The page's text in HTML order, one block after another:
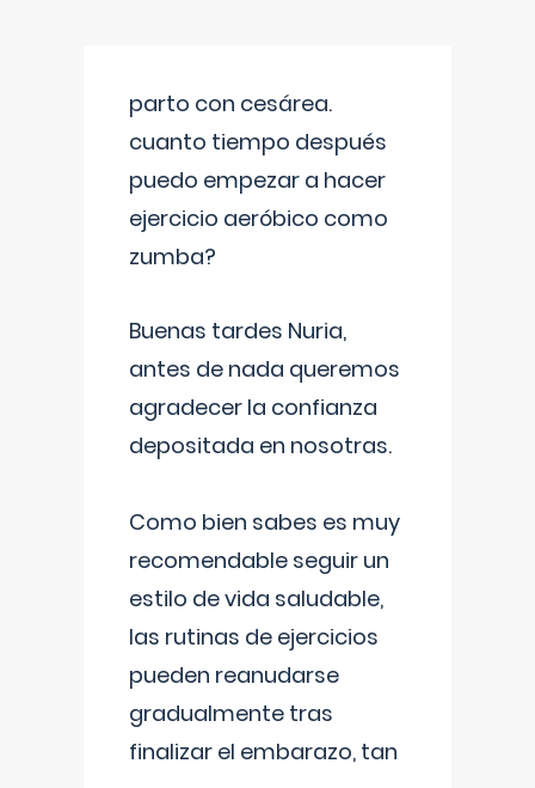
parto con cesárea.
cuanto tiempo después
puedo empezar a hacer
ejercicio aeróbico como
zumba?
Buenas tardes Nuria,
antes de nada queremos
agradecer la confianza
depositada en nosotras.
Como bien sabes es muy
recomendable seguir un
estilo de vida saludable,
las rutinas de ejercicios
pueden reanudarse
gradualmente tras
finalizar el embarazo, tan